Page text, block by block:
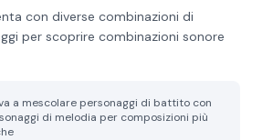
con diverse combinazioni di
per scoprire combinazioni sonore
a mescolare personaggi di battito con
di melodia per composizioni più